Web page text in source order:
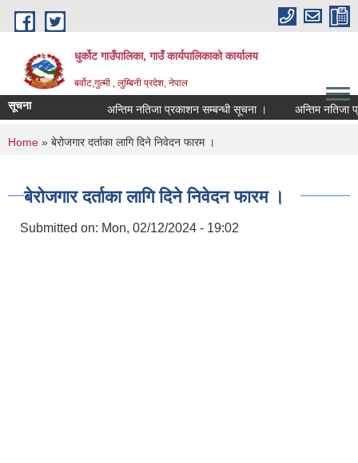
Skip to main content
धुर्कोट गाउँपालिका, गाउँ कार्यपालिकाको कार्यालय
बर्वोट,गुल्मी , लुम्बिनी प्रदेश, नेपाल
सूचना अन्तिम नतिजा प्रकाशन सम्बन्धी सूचना । अन्तिम नतिजा
You are here
Home » बेरोजगार दर्ताका लागि दिने निवेदन फारम ।
बेरोजगार दर्ताका लागि दिने निवेदन फारम ।
Submitted on: Mon, 02/12/2024 - 19:02